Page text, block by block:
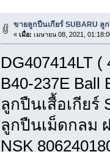
ขายลูกปืนเกียร์ SUBARU ลู
« เมื่อ: เมษายน 08, 2021,
DG407414LT (
B40-237E Ball
ลูกปืนเสื้อเกียร์
ลูกปืนเม็ดกลม
NSK